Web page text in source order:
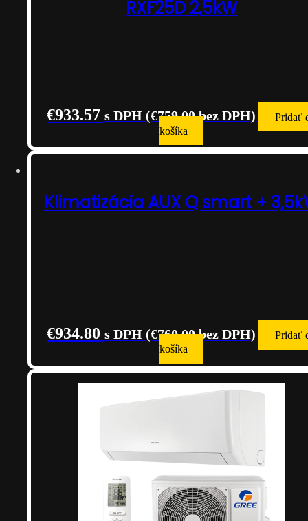
RXF25D 2,5kW
€933.57 s DPH (€759.00bez DPH)
Pridať
košíka
Klimatizácia AUX Q smart +
€934.80 s DPH (€760.00bez DPH)
Pridať
košíka